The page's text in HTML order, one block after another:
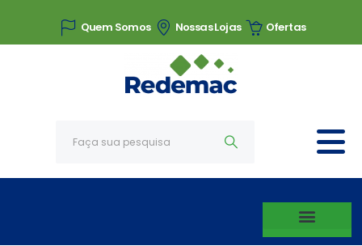
Quem Somos Nossas Lojas Ofertas